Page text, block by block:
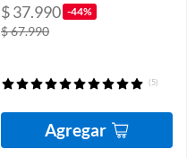
$ 37.990 -44%
$ 67.990
(5)
Agregar